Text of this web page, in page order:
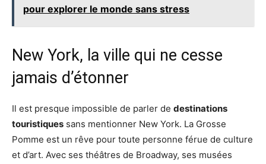
pour explorer le monde sans stress
New York, la ville qui ne cesse
jamais d’étonner
Il est presque impossible de parler de destinations
touristiques sans mentionner New York. La Grosse
Pomme est un rêve pour toute personne férue de culture
et d’art. Avec ses théâtres de Broadway, ses musées